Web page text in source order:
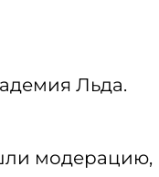
Льда.